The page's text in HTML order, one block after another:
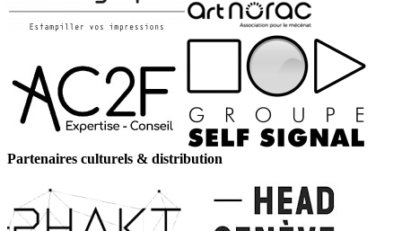
Partenaires culturels & distribution